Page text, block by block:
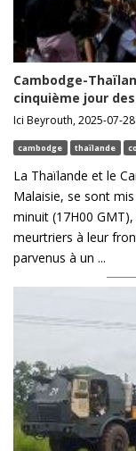
Cambodge-
cinquième jour
Ici Beyrouth, 2025-07-
cambodge thaïlande
La Thaïlande et le
Malaisie, se sont
minuit (17H00
meurtriers à leur
parvenus à un ...